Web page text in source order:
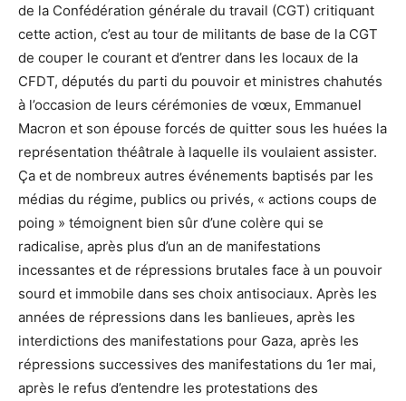
de la Confédération générale du travail (CGT) critiquant
cette action, c’est au tour de militants de base de la CGT
de couper le courant et d’entrer dans les locaux de la
CFDT, députés du parti du pouvoir et ministres chahutés
à l’occasion de leurs cérémonies de vœux, Emmanuel
Macron et son épouse forcés de quitter sous les huées la
représentation théâtrale à laquelle ils voulaient assister.
Ça et de nombreux autres événements baptisés par les
médias du régime, publics ou privés, « actions coups de
poing » témoignent bien sûr d’une colère qui se
radicalise, après plus d’un an de manifestations
incessantes et de répressions brutales face à un pouvoir
sourd et immobile dans ses choix antisociaux. Après les
années de répressions dans les banlieues, après les
interdictions des manifestations pour Gaza, après les
répressions successives des manifestations du 1er mai,
après le refus d’entendre les protestations des